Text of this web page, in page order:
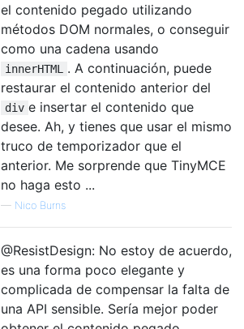
el contenido pegado utilizando
métodos DOM normales, o conseguir
como una cadena usando
innerHTML
. A continuación, puede
restaurar el contenido anterior del
div e insertar el contenido que
desee. Ah, y tienes que usar el mismo
truco de temporizador que el
anterior. Me sorprende que TinyMCE
no haga esto ...
— Nico Burns
@ResistDesign: No estoy de acuerdo,
es una forma poco elegante y
complicada de compensar la falta de
una API sensible. Sería mejor poder